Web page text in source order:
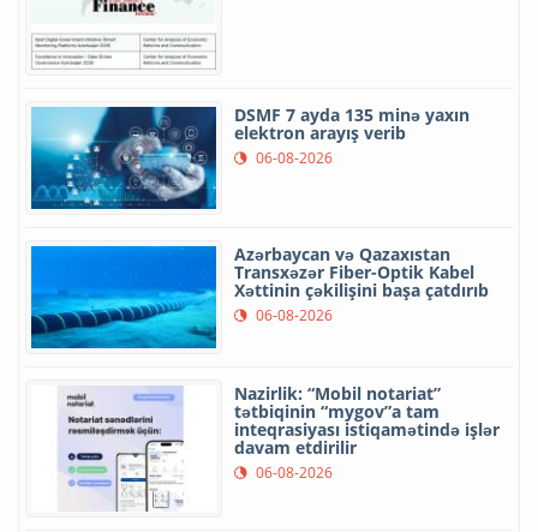
DSMF 7 ayda 135 minə yaxın
elektron arayış verib
06-08-2026
Azərbaycan və Qazaxıstan
Transxəzər Fiber-Optik Kabel
Xəttinin çəkilişini başa çatdırıb
06-08-2026
Nazirlik: “Mobil notariat”
tətbiqinin “mygov”a tam
inteqrasiyası istiqamətində işlər
davam etdirilir
06-08-2026